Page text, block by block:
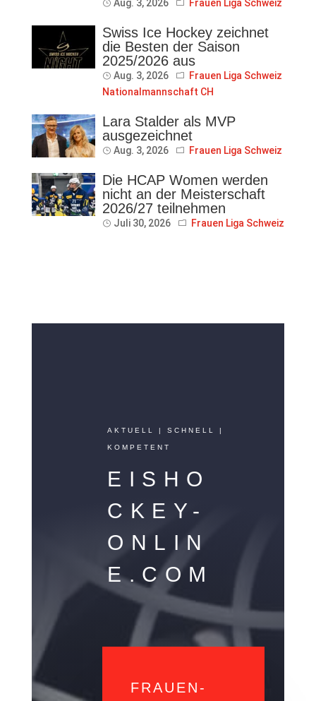
Aug. 3, 2026 Frauen Liga Schweiz
Swiss Ice Hockey zeichnet
die Besten der Saison
2025/2026 aus
Aug. 3, 2026
Frauen Liga Schweiz
Nationalmannschaft CH
Lara Stalder als MVP
ausgezeichnet
Aug. 3, 2026 Frauen Liga Schweiz
Die HCAP Women werden
nicht an der Meisterschaft
2026/27 teilnehmen
Juli 30, 2026 Frauen Liga Schweiz
AKTUELL | SCHNELL |
KOMPETENT
EISHO
CKEY-
ONLIN
E.COM
FRAUEN-